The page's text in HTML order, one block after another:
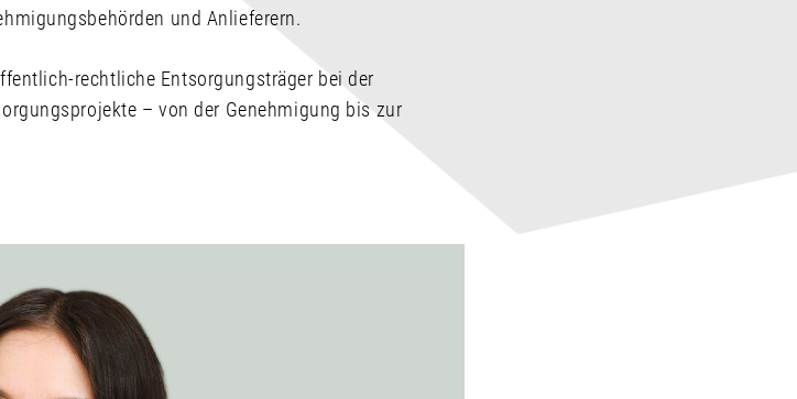
und Anlieferern.
rechtliche Entsorgungsträger bei der
– von der Genehmigung bis zur